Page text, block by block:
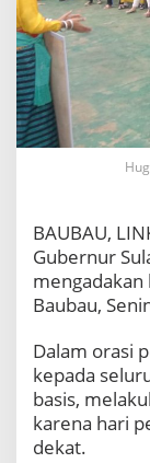
BAUBAU,
Gubernur
Baubau,
Dalam orasi
kepada
basis,
karena hari
dekat.